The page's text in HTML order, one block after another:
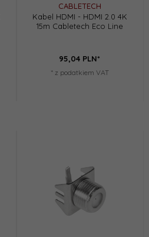
CABLETECH
Kabel HDMI - HDMI 2.0 4K
15m Cabletech Eco Line
95,04 PLN*
* z podatkiem VAT